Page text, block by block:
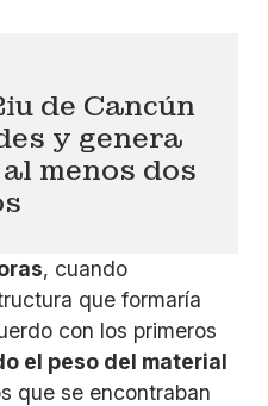
de Cancún
y genera
menos dos
, cuando
que formaría
con los primeros
el peso del material
que se encontraban